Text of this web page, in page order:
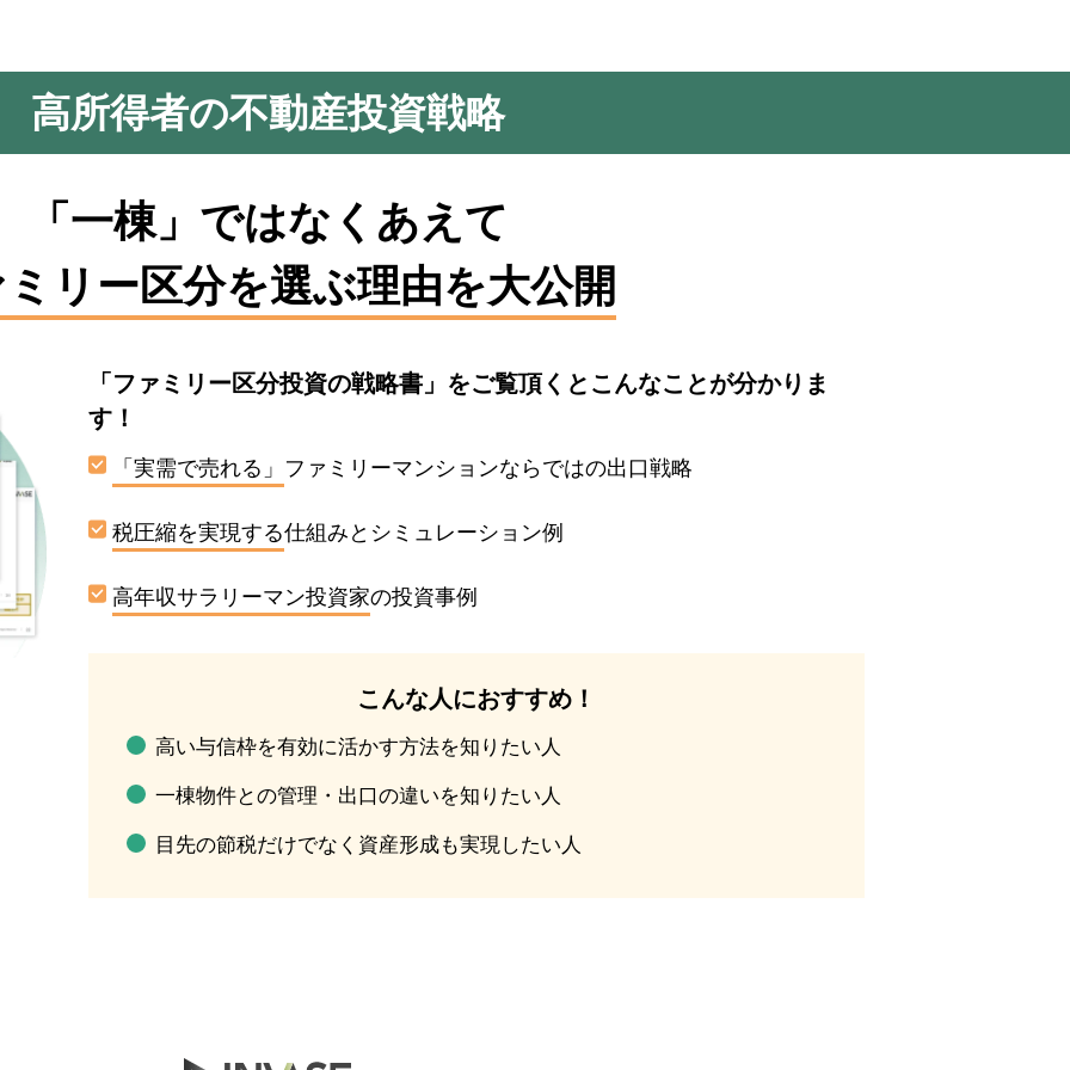
高所得者の不動産投資戦略
「一棟」ではなくあえて
リー区分を選ぶ理由を大公開
「ファミリー区分投資の戦略書」をご覧頂くとこんなことが分かりま
す！
「実需で売れる」 ファミリーマンションならではの出口戦略
税圧縮を実現する仕組みとシミュレーション例
高年収サラリーマン投資家の投資事例
こんな人におすすめ！
高い与信枠を有効に活かす方法を知りたい人
一棟物件との管理・出口の違いを知りたい人
目先の節税だけでなく資産形成も実現したい人